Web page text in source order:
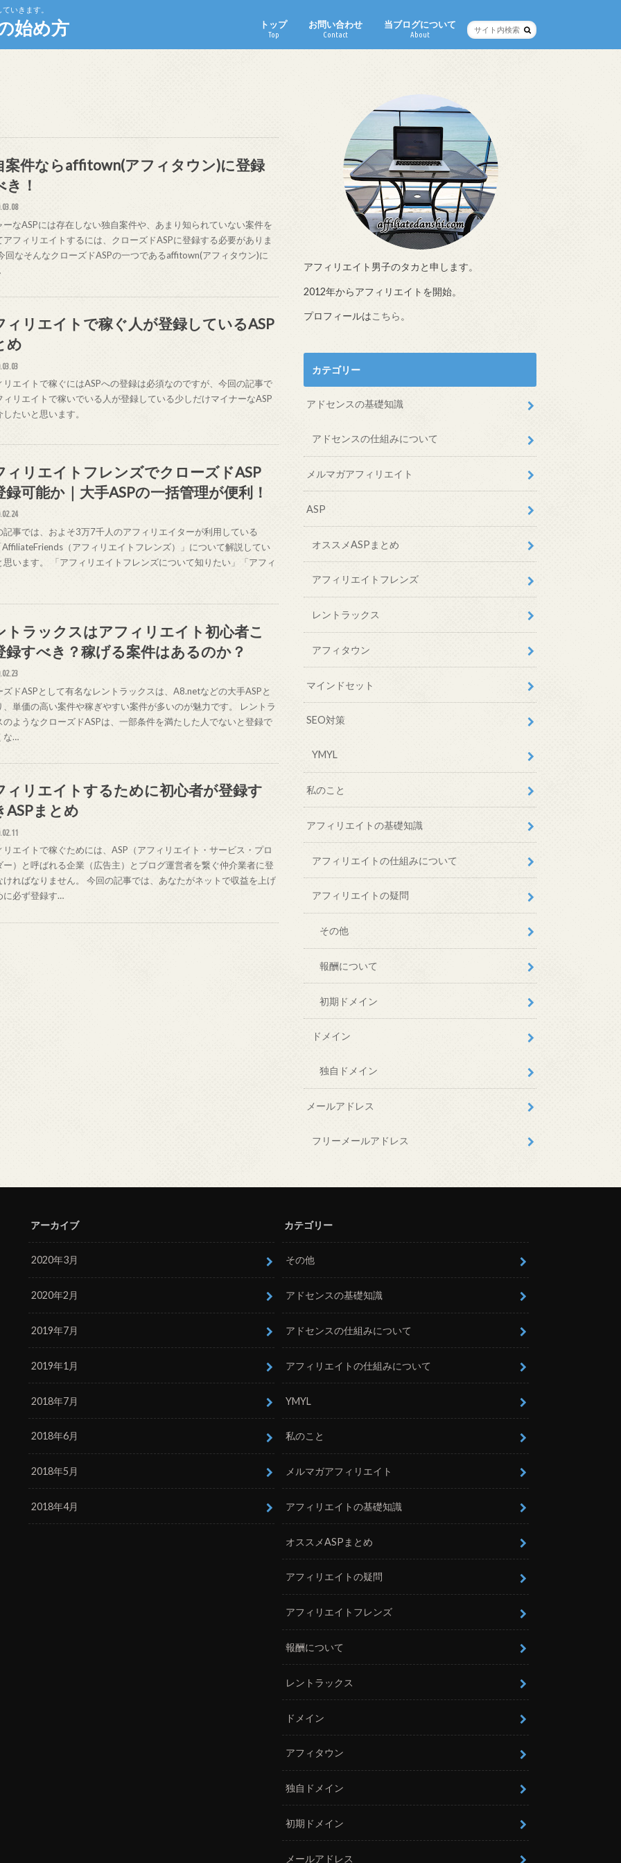
いきます。
始め方 トップ
Top
お問い合わせ
Contact
当ブログについて
About
案件ならaffitown(アフィタウン)に登録
き！
ーなASPには存在しない独自案件や、あまり知られていない案件を
アフィリエイトするには、クローズドASPに登録する必要がありま
回なそんなクローズドASPの一つであるaffitown(アフィタウン)に
ィリエイトで稼ぐ人が登録しているASP
め
リエイトで稼ぐにはASPへの登録は必須なのですが、今回の記事で
ィリエイトで稼いでいる人が登録している少しだけマイナーなASP
たいと思います。
ィリエイトフレンズでクローズドASP
録可能か｜大手ASPの一括管理が便利！
記事では、およそ3万7千人のアフィリエイターが利用している
AffiliateFriends（アフィリエイトフレンズ）」について解説してい
思います。 「アフィリエイトフレンズについて知りたい」「アフィ
トラックスはアフィリエイト初心者こ
録すべき？稼げる案件はあるのか？
ズドASPとして有名なレントラックスは、A8.netなどの大手ASPと
、単価の高い案件や稼ぎやすい案件が多いのが魅力です。 レントラ
のようなクローズドASPは、一部条件を満たした人でないと登録で
な…
ィリエイトするために初心者が登録す
ASPまとめ
リエイトで稼ぐためには、ASP（アフィリエイト・サービス・プロ
ー）と呼ばれる企業（広告主）とブログ運営者を繋ぐ仲介業者に登
ければなりません。 今回の記事では、あなたがネットで収益を上げ
に必ず登録す…
アフィリエイト男子のタカと申します。
2012年からアフィリエイトを開始。
プロフィールはこちら 。
カテゴリー
アドセンスの基礎知識
アドセンスの仕組みについて
メルマガアフィリエイト
ASP
オススメASPまとめ
アフィリエイトフレンズ
レントラックス
アフィタウン
マインドセット
SEO対策
YMYL
私のこと
アフィリエイトの基礎知識
アフィリエイトの仕組みについて
アフィリエイトの疑問
その他
報酬について
初期ドメイン
ドメイン
独自ドメイン
メールアドレス
フリーメールアドレス
アーカイブ
2020年3月
2020年2月
2019年7月
2019年1月
2018年7月
2018年6月
2018年5月
2018年4月
カテゴリー
その他
アドセンスの基礎知識
アドセンスの仕組みについて
アフィリエイトの仕組みについて
YMYL
私のこと
メルマガアフィリエイト
アフィリエイトの基礎知識
オススメASPまとめ
アフィリエイトの疑問
アフィリエイトフレンズ
報酬について
レントラックス
ドメイン
アフィタウン
独自ドメイン
初期ドメイン
メールアドレス